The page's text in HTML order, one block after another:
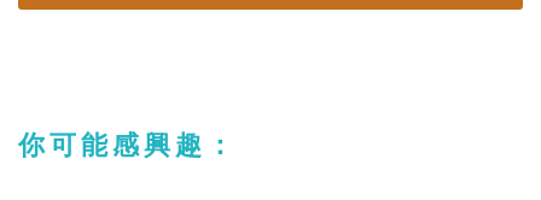
你可能感興趣：